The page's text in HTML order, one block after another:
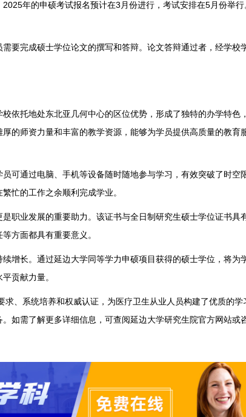
年的申硕考试报名预计在3月份进行，考试安排在5月份举行
完成硕士学位论文的撰写和答辩。论文答辩通过者，经学校
托地处东北亚几何中心的区位优势，形成了独特的办学特色
的师资力量和丰富的教学资源，能够为学员提供高质量的教育
通过电脑、手机等设备随时随地参与学习，有效突破了时空
忙的工作之余顺利完成学业。
业发展的重要助力。该证书与全日制研究生硕士学位证书具
方面都具有重要意义。
长。通过延边大学同等学力申硕项目获得的硕士学位，将为
贡献力量。
系统培养和权威认证，为医疗卫生从业人员构建了优质的学
如需了解更多详细信息，可查阅延边大学研究生院官方网站或